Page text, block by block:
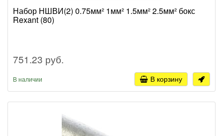
Набор НШВИ(2) 0.75мм² 1мм² 1.5мм² 2.5мм² бокс
Rexant (80)
751.23 руб.
В наличии В корзину